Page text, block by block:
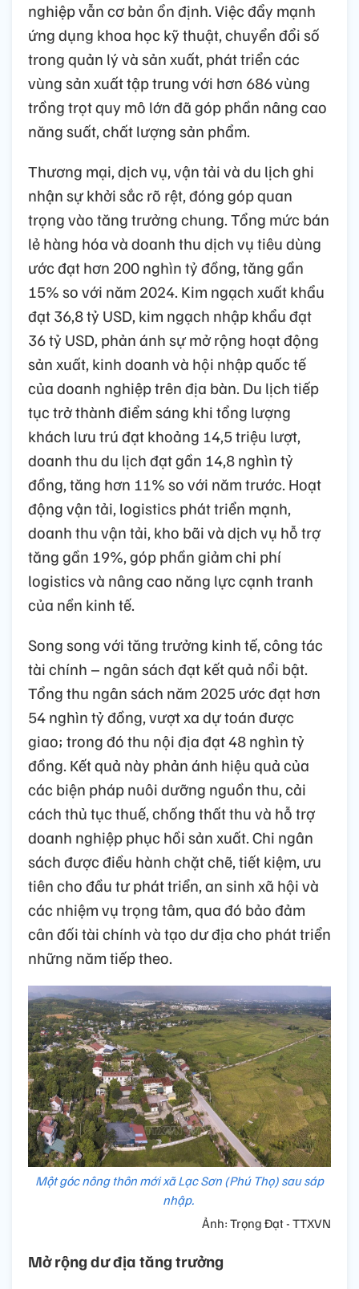
nghiệp vẫn cơ bản ổn định. Việc đẩy mạnh
ứng dụng khoa học kỹ thuật, chuyển đổi số
trong quản lý và sản xuất, phát triển các
vùng sản xuất tập trung với hơn 686 vùng
trồng trọt quy mô lớn đã góp phần nâng cao
năng suất, chất lượng sản phẩm.
Thương mại, dịch vụ, vận tải và du lịch ghi
nhận sự khởi sắc rõ rệt, đóng góp quan
trọng vào tăng trưởng chung. Tổng mức bán
lẻ hàng hóa và doanh thu dịch vụ tiêu dùng
ước đạt hơn 200 nghìn tỷ đồng, tăng gần
15% so với năm 2024. Kim ngạch xuất khẩu
đạt 36,8 tỷ USD, kim ngạch nhập khẩu đạt
36 tỷ USD, phản ánh sự mở rộng hoạt động
sản xuất, kinh doanh và hội nhập quốc tế
của doanh nghiệp trên địa bàn. Du lịch tiếp
tục trở thành điểm sáng khi tổng lượng
khách lưu trú đạt khoảng 14,5 triệu lượt,
doanh thu du lịch đạt gần 14,8 nghìn tỷ
đồng, tăng hơn 11% so với năm trước. Hoạt
động vận tải, logistics phát triển mạnh,
doanh thu vận tải, kho bãi và dịch vụ hỗ trợ
tăng gần 19%, góp phần giảm chi phí
logistics và nâng cao năng lực cạnh tranh
của nền kinh tế.
Song song với tăng trưởng kinh tế, công tác
tài chính – ngân sách đạt kết quả nổi bật.
Tổng thu ngân sách năm 2025 ước đạt hơn
54 nghìn tỷ đồng, vượt xa dự toán được
giao; trong đó thu nội địa đạt 48 nghìn tỷ
đồng. Kết quả này phản ánh hiệu quả của
các biện pháp nuôi dưỡng nguồn thu, cải
cách thủ tục thuế, chống thất thu và hỗ trợ
doanh nghiệp phục hồi sản xuất. Chi ngân
sách được điều hành chặt chẽ, tiết kiệm, ưu
tiên cho đầu tư phát triển, an sinh xã hội và
các nhiệm vụ trọng tâm, qua đó bảo đảm
cân đối tài chính và tạo dư địa cho phát triển
những năm tiếp theo.
Một góc nông thôn mới xã Lạc Sơn (Phú Thọ) sau sáp
nhập.
Ảnh: Trọng Đạt - TTXVN
Mở rộng dư địa tăng trưởng